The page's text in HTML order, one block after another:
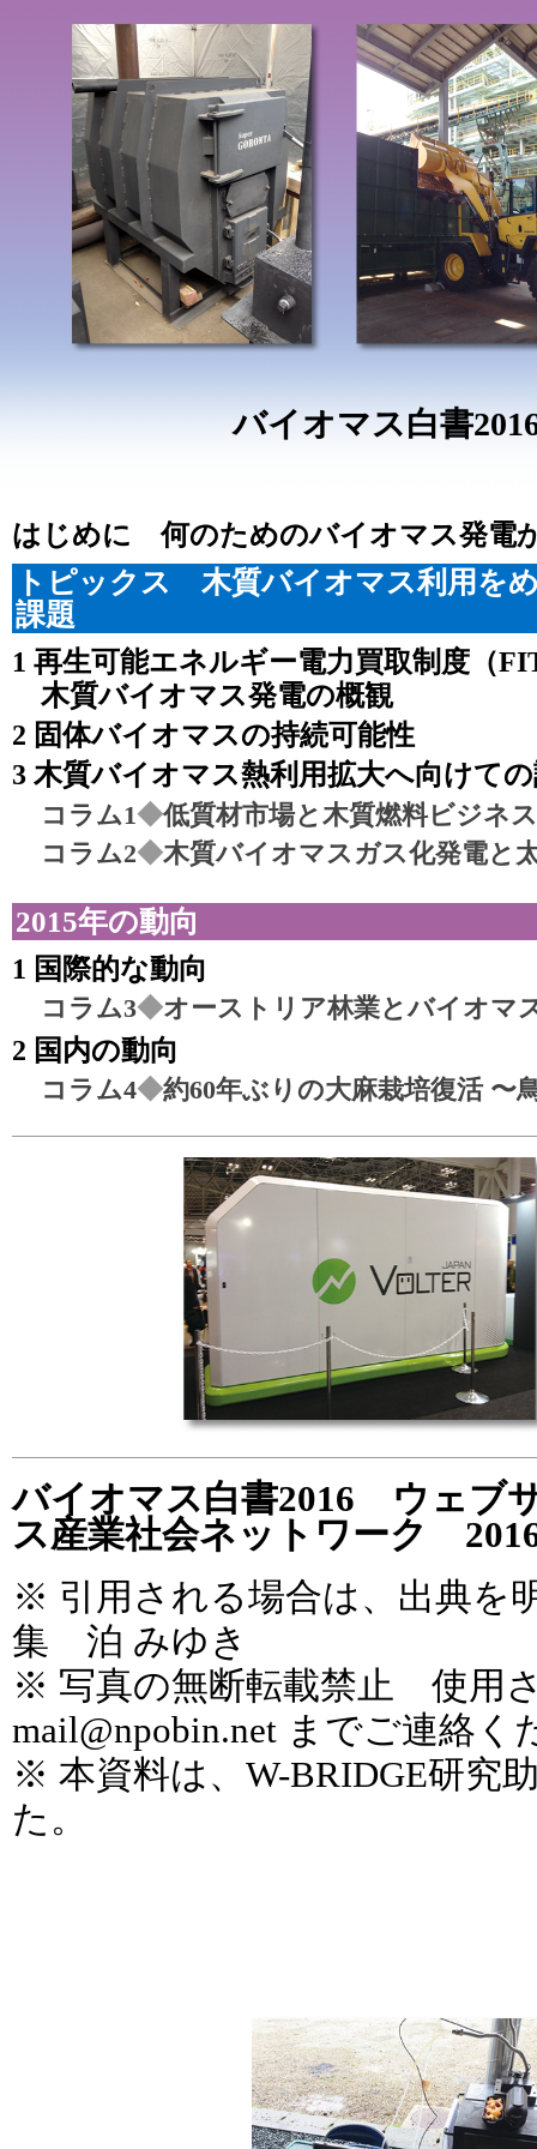
バイオマス白書
はじめに 何のためのバイオマス発電
トピックス 木質バイオマス利用を
課題
1 再生可能エネルギー電力買取制度（
木質バイオマス発電の概観
2 固体バイオマスの持続可能性
3 木質バイオマス熱利用拡大へ向けて
コラム1◆低質材市場と木質燃料ビジネス
コラム2◆木質バイオマスガス化発電と
2015年の動向
1 国際的な動向
コラム3◆オーストリア林業とバイオマ
2 国内の動向
コラム4◆約60年ぶりの大麻栽培復活 〜
バイオマス白書2016 ウェブ
ス産業社会ネットワーク
※ 引用される場合は、出典
集 泊 みゆき
※ 写真の無断転載禁止 使用
mail@npobin.net までご連絡く
※ 本資料は、W-BRIDGE研究
た。